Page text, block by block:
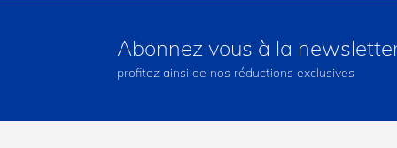
Abonnez vous à la
profitez ainsi de nos réductions exclusives